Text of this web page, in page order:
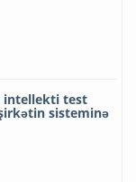
intellekti test
sisteminə